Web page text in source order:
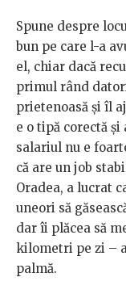
Spune despre
bun pe care l-a
el, chiar dacă
primul rând
prietenoasă și îl
e o tipă corectă
salariul nu e
că are un job
Oradea, a lucrat
uneori să
dar îi plăcea să
kilometri pe zi –
palmă.